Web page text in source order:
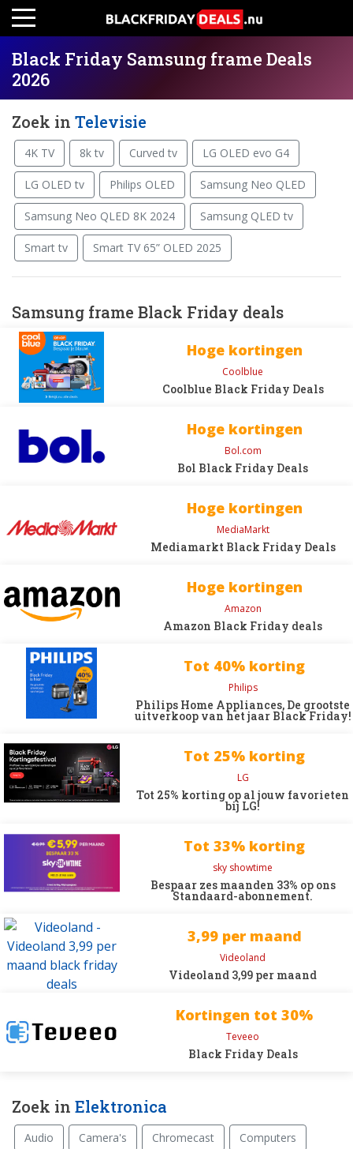
Black Friday Samsung frame Deals
2026
Zoek in Televisie
4K TV 8k tv Curved tv LG OLED evo G4
LG OLED tv Philips OLED Samsung Neo QLED
Samsung Neo QLED 8K 2024 Samsung QLED tv
Smart tv Smart TV 65” OLED 2025
Samsung frame Black Friday deals
Hoge kortingen
Coolblue
Coolblue Black Friday Deals
Hoge kortingen
Bol.com
Bol Black Friday Deals
Hoge kortingen
MediaMarkt
Mediamarkt Black Friday Deals
Hoge kortingen
Amazon
Amazon Black Friday deals
Tot 40% korting
Philips
Philips Home Appliances, De grootste
uitverkoop van het jaar Black Friday!
Tot 25% korting
LG
Tot 25% korting op al jouw favorieten
bij LG!
Tot 33% korting
sky showtime
Bespaar zes maanden 33% op ons
Standaard-abonnement.
3,99 per maand
Videoland
Videoland 3,99 per maand
Kortingen tot 30%
Teveeo
Black Friday Deals
Zoek in Elektronica
Audio Camera's Chromecast Computers